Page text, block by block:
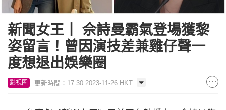
新聞女王丨 佘詩曼霸氣登場獲黎
姿留言！曾因演技差兼雞仔聲一
度想退出娛樂圈
影視圈 更新時間：17:30 2023-11-26 HKT